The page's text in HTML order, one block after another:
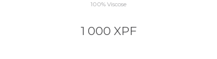
100% Viscose
1 000 XPF